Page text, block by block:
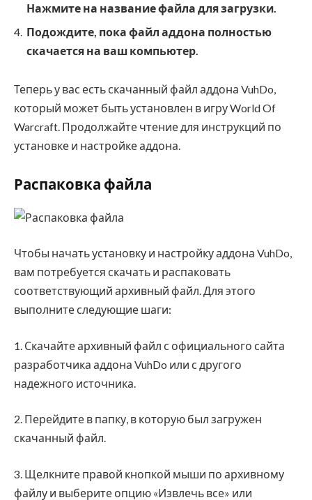
Нажмите на название файла для загрузки.
Подождите, пока файл аддона полностью
скачается на ваш компьютер.
Теперь у вас есть скачанный файл аддона VuhDo,
который может быть установлен в игру World Of
Warcraft. Продолжайте чтение для инструкций по
установке и настройке аддона.
Распаковка файла
Чтобы начать установку и настройку аддона VuhDo,
вам потребуется скачать и распаковать
соответствующий архивный файл. Для этого
выполните следующие шаги:
1. Скачайте архивный файл с официального сайта
разработчика аддона VuhDo или с другого
надежного источника.
2. Перейдите в папку, в которую был загружен
скачанный файл.
3. Щелкните правой кнопкой мыши по архивному
файлу и выберите опцию «Извлечь все» или